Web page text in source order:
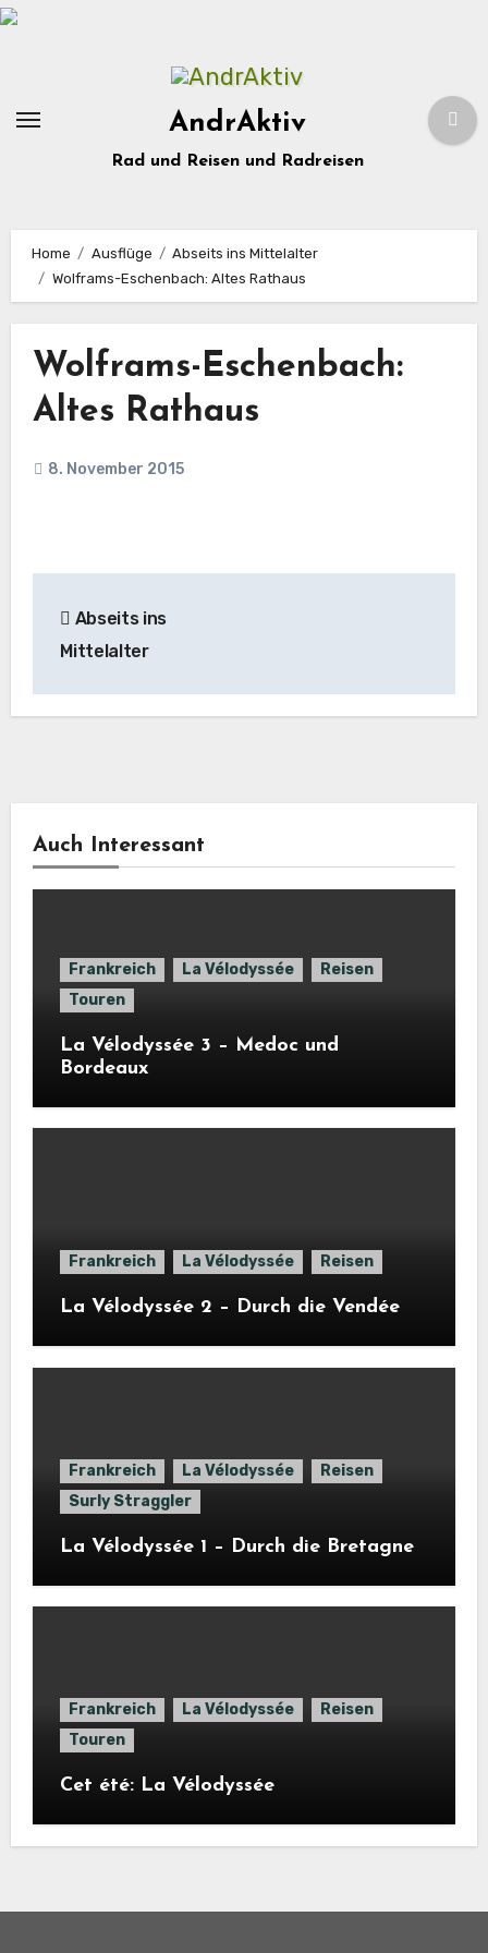
Zum
AndrAktiv
Rad und Reisen und Radreisen
Home Ausflüge
Abseits ins Mittelalter
Wolframs-Eschenbach: Altes Rathaus
Wolframs-Eschenbach:
Altes Rathaus
8. November 2015
Abseits ins
Mittelalter
Auch Interessant
Frankreich La Vélodyssée
Reisen
Touren
La Vélodyssée 3 – Medoc und
Bordeaux
Frankreich La Vélodyssée Reisen
La Vélodyssée 2 – Durch die Vendée
Frankreich La Vélodyssée
Reisen
Surly Straggler
La Vélodyssée 1 – Durch die Bretagne
Frankreich La Vélodyssée
Reisen
Touren
Cet été: La Vélodyssée